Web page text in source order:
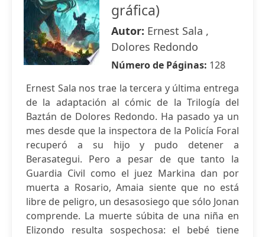
gráfica)
Autor: Ernest Sala ,
Dolores Redondo
Número de Páginas: 128
Ernest Sala nos trae la tercera y última entrega
de la adaptación al cómic de la Trilogía del
Baztán de Dolores Redondo. Ha pasado ya un
mes desde que la inspectora de la Policía Foral
recuperó a su hijo y pudo detener a
Berasategui. Pero a pesar de que tanto la
Guardia Civil como el juez Markina dan por
muerta a Rosario, Amaia siente que no está
libre de peligro, un desasosiego que sólo Jonan
comprende. La muerte súbita de una niña en
Elizondo resulta sospechosa: el bebé tiene